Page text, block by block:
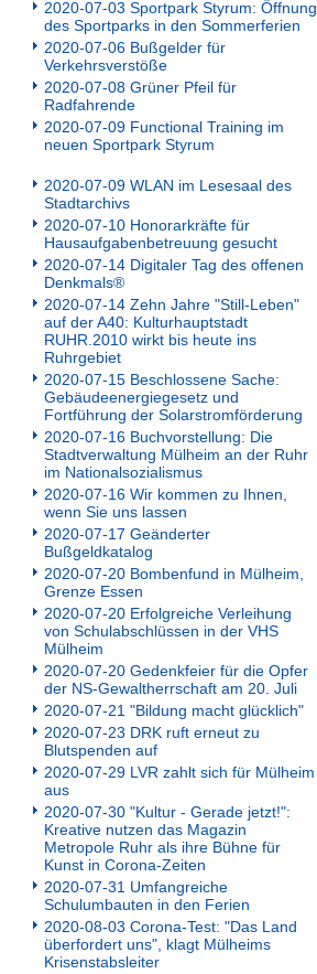
2020-07-03 Sportpark Styrum: Öffnung
des Sportparks in den Sommerferien
2020-07-06 Bußgelder für
Verkehrsverstöße
2020-07-08 Grüner Pfeil für
Radfahrende
2020-07-09 Functional Training im
neuen Sportpark Styrum
2020-07-09 WLAN im Lesesaal des
Stadtarchivs
2020-07-10 Honorarkräfte für
Hausaufgabenbetreuung gesucht
2020-07-14 Digitaler Tag des offenen
Denkmals®
2020-07-14 Zehn Jahre "Still-Leben"
auf der A40: Kulturhauptstadt
RUHR.2010 wirkt bis heute ins
Ruhrgebiet
2020-07-15 Beschlossene Sache:
Gebäudeenergiegesetz und
Fortführung der Solarstromförderung
2020-07-16 Buchvorstellung: Die
Stadtverwaltung Mülheim an der Ruhr
im Nationalsozialismus
2020-07-16 Wir kommen zu Ihnen,
wenn Sie uns lassen
2020-07-17 Geänderter
Bußgeldkatalog
2020-07-20 Bombenfund in Mülheim,
Grenze Essen
2020-07-20 Erfolgreiche Verleihung
von Schulabschlüssen in der VHS
Mülheim
2020-07-20 Gedenkfeier für die Opfer
der NS-Gewaltherrschaft am 20. Juli
2020-07-21 "Bildung macht glücklich"
2020-07-23 DRK ruft erneut zu
Blutspenden auf
2020-07-29 LVR zahlt sich für Mülheim
aus
2020-07-30 "Kultur - Gerade jetzt!":
Kreative nutzen das Magazin
Metropole Ruhr als ihre Bühne für
Kunst in Corona-Zeiten
2020-07-31 Umfangreiche
Schulumbauten in den Ferien
2020-08-03 Corona-Test: "Das Land
überfordert uns", klagt Mülheims
Krisenstabsleiter